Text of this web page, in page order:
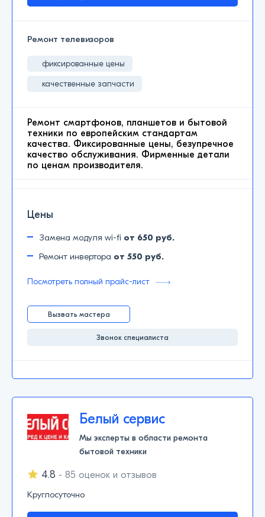
Ремонт телевизоров
фиксированные цены
качественные запчасти
Ремонт смартфонов, планшетов и бытовой
техники по европейским стандартам
качества. Фиксированные цены, безупречное
качество обслуживания. Фирменные детали
по ценам производителя.
Цены
Замена модуля wi-fi от 650 руб.
Ремонт инвертора от 550 руб.
Посмотреть полный прайс-лист
Вызвать мастера
Звонок специалиста
Белый сервис
Мы эксперты в области ремонта
бытовой техники
4.8 - 85 оценок и отзывов
Круглосуточно